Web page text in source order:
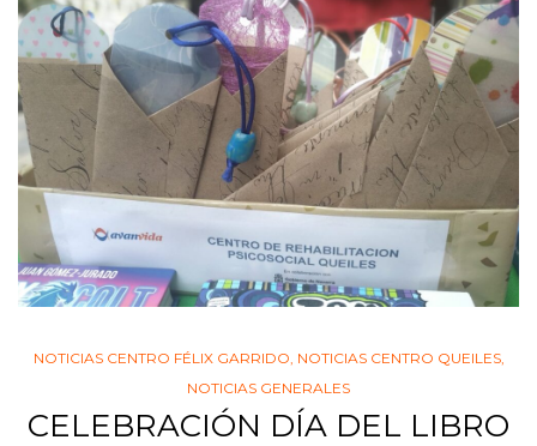
NOTICIAS CENTRO FÉLIX GARRIDO, NOTICIAS CENTRO QUEILES,
NOTICIAS GENERALES
CELEBRACIÓN DÍA DEL LIBRO